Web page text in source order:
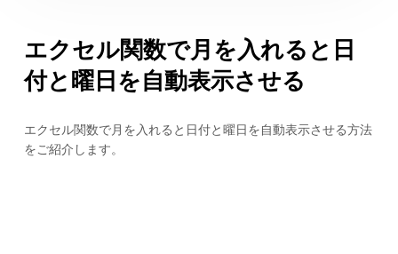
エクセル関数で月を入れると日
付と曜日を自動表示させる
エクセル関数で月を入れると日付と曜日を自動表示させる方法
をご紹介します。